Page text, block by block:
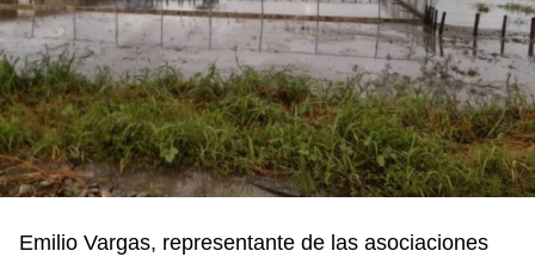
Emilio Vargas, representante de las asociaciones